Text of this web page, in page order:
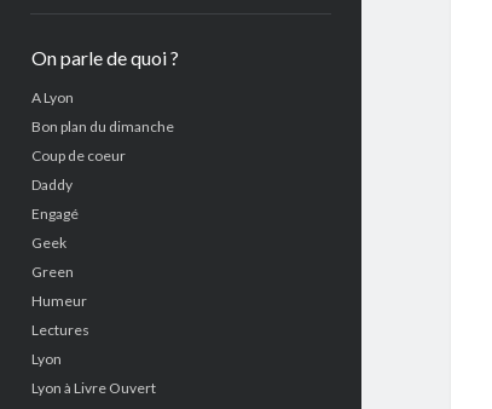
On parle de quoi ?
A Lyon
Bon plan du dimanche
Coup de coeur
Daddy
Engagé
Geek
Green
Humeur
Lectures
Lyon
Lyon à Livre Ouvert